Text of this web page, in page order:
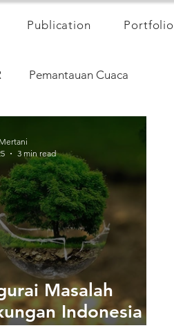
Publication Portfolio
Pemantauan Cuaca
Masalah
Indonesia
3 min read